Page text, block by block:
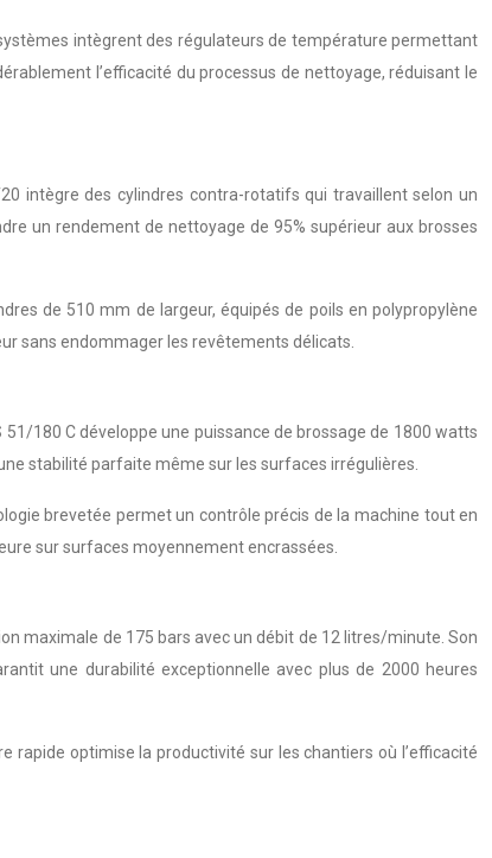
intègrent des régulateurs de température permettant
l’efficacité du processus de nettoyage, réduisant le
intègre des cylindres contra-rotatifs qui travaillent selon un
un rendement de nettoyage de 95% supérieur aux brosses
de 510 mm de largeur, équipés de poils en polypropylène
sans endommager les revêtements délicats.
180 C développe une puissance de brossage de 1800 watts
stabilité parfaite même sur les surfaces irrégulières.
brevetée permet un contrôle précis de la machine tout en
sur surfaces moyennement encrassées.
maximale de 175 bars avec un débit de 12 litres/minute. Son
une durabilité exceptionnelle avec plus de 2000 heures
rapide optimise la productivité sur les chantiers où l’efficacité